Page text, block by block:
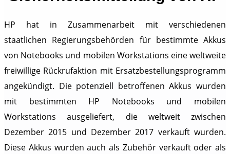
HP hat in Zusammenarbeit mit verschiedenen
staatlichen Regierungsbehörden für bestimmte Akkus
von Notebooks und mobilen Workstations eine weltweite
freiwillige Rückrufaktion mit Ersatzbestellungsprogramm
angekündigt. Die potenziell betroffenen Akkus wurden
mit bestimmten HP Notebooks und mobilen
Workstations ausgeliefert, die weltweit zwischen
Dezember 2015 und Dezember 2017 verkauft wurden.
Diese Akkus wurden auch als Zubehör verkauft oder als